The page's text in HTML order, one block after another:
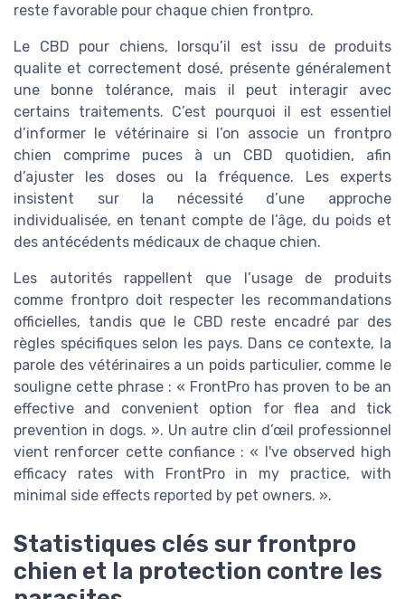
reste favorable pour chaque chien frontpro.
Le CBD pour chiens, lorsqu’il est issu de produits
qualite et correctement dosé, présente généralement
une bonne tolérance, mais il peut interagir avec
certains traitements. C’est pourquoi il est essentiel
d’informer le vétérinaire si l’on associe un frontpro
chien comprime puces à un CBD quotidien, afin
d’ajuster les doses ou la fréquence. Les experts
insistent sur la nécessité d’une approche
individualisée, en tenant compte de l’âge, du poids et
des antécédents médicaux de chaque chien.
Les autorités rappellent que l’usage de produits
comme frontpro doit respecter les recommandations
officielles, tandis que le CBD reste encadré par des
règles spécifiques selon les pays. Dans ce contexte, la
parole des vétérinaires a un poids particulier, comme le
souligne cette phrase : « FrontPro has proven to be an
effective and convenient option for flea and tick
prevention in dogs. ». Un autre clin d’œil professionnel
vient renforcer cette confiance : « I've observed high
efficacy rates with FrontPro in my practice, with
minimal side effects reported by pet owners. ».
Statistiques clés sur frontpro
chien et la protection contre les